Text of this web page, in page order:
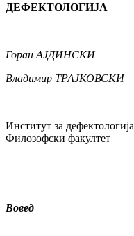
ДЕФЕКТОЛОГИЈА
Горан АЈДИНСКИ
Владимир ТРАЈКОВСКИ
Институт за дефектологија
Филозофски факултет
Вовед